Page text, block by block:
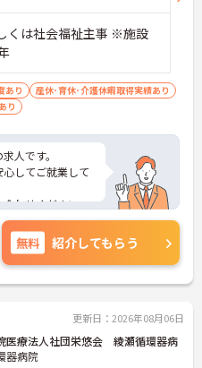
くは社会福祉主事 ※施設
あり
産休･育休･介護休暇取得実績あり
り
人です。
してご就業して
わせください。
無料 紹介してもらう
更新日：2026年08月06日
医療法人社団栄悠会 綾瀬循環器病
器病院